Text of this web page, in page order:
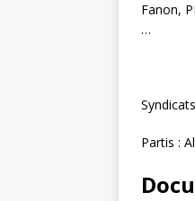
Fanon,
…
Partis :